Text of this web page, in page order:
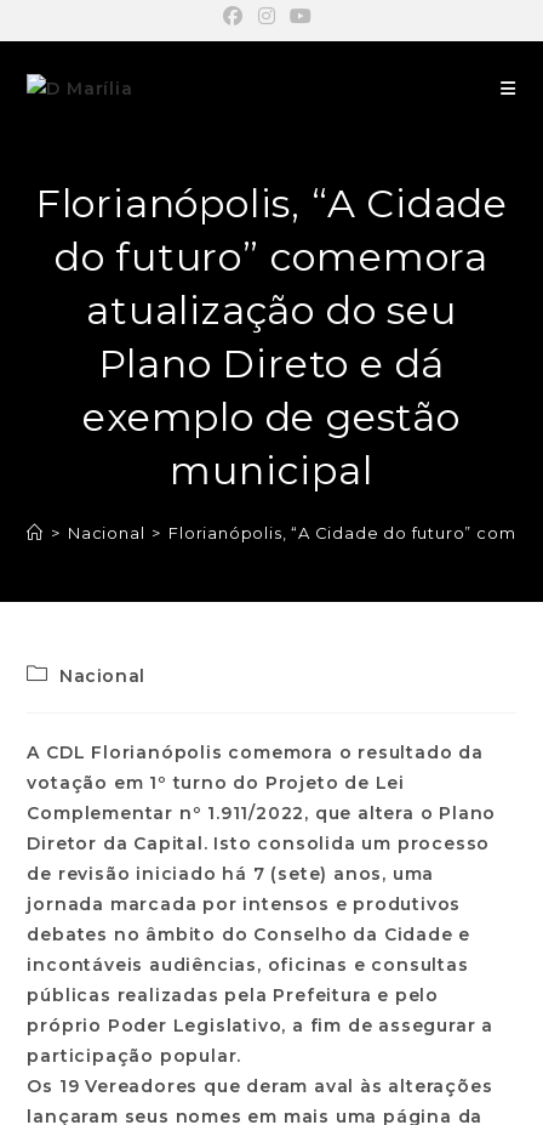
Florianópolis, “A Cidade
do futuro” comemora
atualização do seu
Plano Direto e dá
exemplo de gestão
municipal
> Nacional > Florianópolis, “A Cidade do futuro”
Nacional
A CDL Florianópolis comemora o resultado da
votação em 1º turno do Projeto de Lei
Complementar nº 1.911/2022, que altera o Plano
Diretor da Capital. Isto consolida um processo
de revisão iniciado há 7 (sete) anos, uma
jornada marcada por intensos e produtivos
debates no âmbito do Conselho da Cidade e
incontáveis audiências, oficinas e consultas
públicas realizadas pela Prefeitura e pelo
próprio Poder Legislativo, a fim de assegurar a
participação popular.
Os 19 Vereadores que deram aval às alterações
lançaram seus nomes em mais uma página da